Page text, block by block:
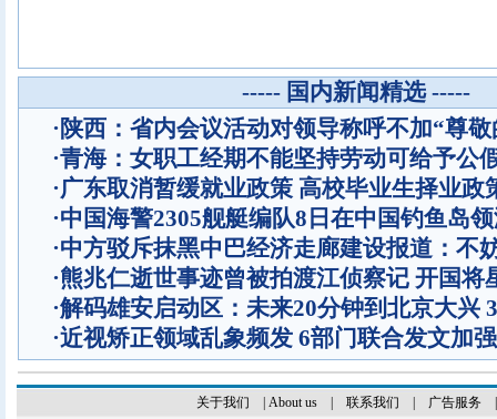
----- 国内新闻精选 -----
·陕西：省内会议活动对领导称呼不加“尊敬
·青海：女职工经期不能坚持劳动可给予公
·广东取消暂缓就业政策 高校毕业生择业政
·中国海警2305舰艇编队8日在中国钓鱼岛
·中方驳斥抹黑中巴经济走廊建设报道：不
·熊兆仁逝世事迹曾被拍渡江侦察记 开国将
·解码雄安启动区：未来20分钟到北京大兴
·近视矫正领域乱象频发 6部门联合发文加
关于我们 About us| 联系我们 广告服务